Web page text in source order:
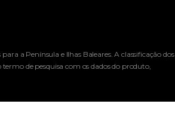
a Península e Ilhas Baleares. A classificação dos
de pesquisa com os dados do produto,